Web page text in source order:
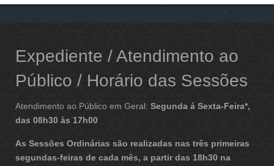
Expediente / Atendimento ao
Público / Horário das Sessões
Atendimento ao Público em Geral: Segunda á Sexta-Feira*,
das 08h30 às 17h00
As Sessões Ordinárias são realizadas nas três primeiras
segundas-feiras de cada mês, a partir das 18h30 na